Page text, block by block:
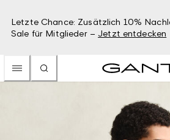
Letzte Chance: Zusätzlich 10%
Sale für Mitglieder – Jetzt entdecken